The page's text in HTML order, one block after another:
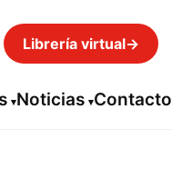
Librería virtual→
Noticias Contacto